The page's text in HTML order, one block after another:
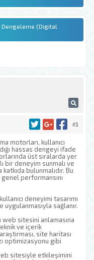
Dengeleme (Digital
#1
motorları, kullanıcı
hassas dengeyi ifade
üst sıralarda yer
bir deneyim sunmalı ve
bulunmalıdır. Bu
performansını
deneyimi tasarımı
sağlanır.
web sitesini anlamasına
ve içerik
site haritası
optimizasyonu gibi
sitesiyle etkileşimini